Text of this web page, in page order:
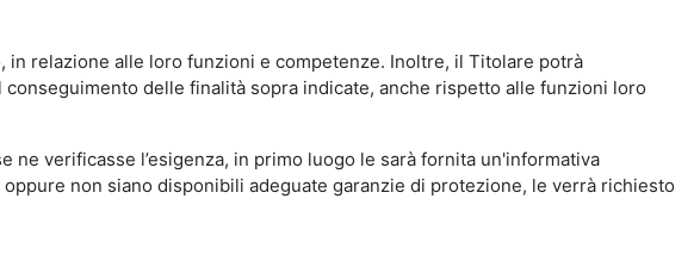
relazione alle loro funzioni e competenze. Inoltre, il Titolare potrà
delle finalità sopra indicate, anche rispetto alle funzioni loro
verificasse l’esigenza, in primo luogo le sarà fornita un'informativa
non siano disponibili adeguate garanzie di protezione, le verrà richiesto